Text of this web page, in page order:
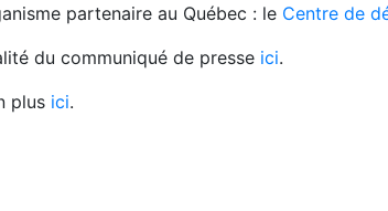
partenaire au Québec : le Centre de
du communiqué de presse ici.
plus ici.